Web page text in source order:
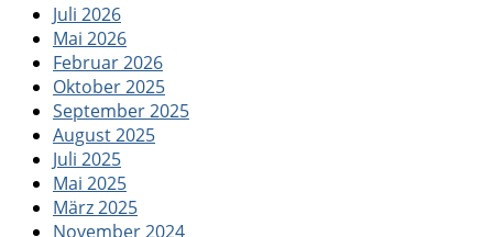
Juli 2026
Mai 2026
Februar 2026
Oktober 2025
September 2025
August 2025
Juli 2025
Mai 2025
März 2025
November 2024